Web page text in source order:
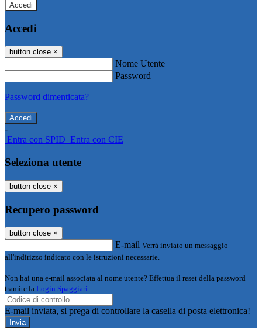
Accedi
Accedi
button close ×
Nome Utente
Password
Password dimenticata?
-
Entra con SPID Entra con CIE
Seleziona utente
button close ×
Recupero password
button close ×
E-mail Verrà inviato un messaggio
all'indirizzo indicato con le istruzioni necessarie.
Non hai una e-mail associata al nome utente? Effettua il reset della password
tramite la Login Spaggiari
E-mail inviata, si prega di controllare la casella di posta elettronica!